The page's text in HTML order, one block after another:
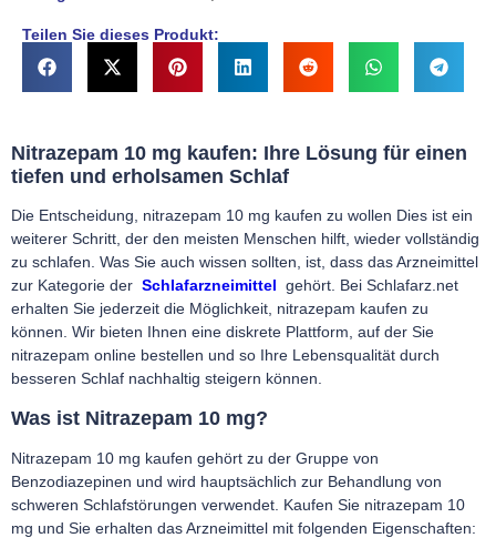
Teilen Sie dieses Produkt:
Nitrazepam 10 mg kaufen: Ihre Lösung für einen
tiefen und erholsamen Schlaf
Die Entscheidung, nitrazepam 10 mg kaufen zu wollen Dies ist ein
weiterer Schritt, der den meisten Menschen hilft, wieder vollständig
zu schlafen. Was Sie auch wissen sollten, ist, dass das Arzneimittel
zur Kategorie der Schlafarzneimittel gehört. Bei Schlafarz.net
erhalten Sie jederzeit die Möglichkeit, nitrazepam kaufen zu
können. Wir bieten Ihnen eine diskrete Plattform, auf der Sie
nitrazepam online bestellen und so Ihre Lebensqualität durch
besseren Schlaf nachhaltig steigern können.
Was ist Nitrazepam 10 mg?
Nitrazepam 10 mg kaufen gehört zu der Gruppe von
Benzodiazepinen und wird hauptsächlich zur Behandlung von
schweren Schlafstörungen verwendet. Kaufen Sie nitrazepam 10
mg und Sie erhalten das Arzneimittel mit folgenden Eigenschaften: